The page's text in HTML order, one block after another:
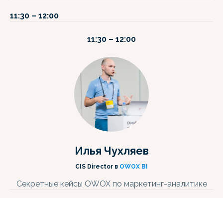
11:30 – 12:00
11:30 – 12:00
Илья Чухляев
CIS Director в OWOX BI
Секретные кейсы OWOX по маркетинг-аналитике